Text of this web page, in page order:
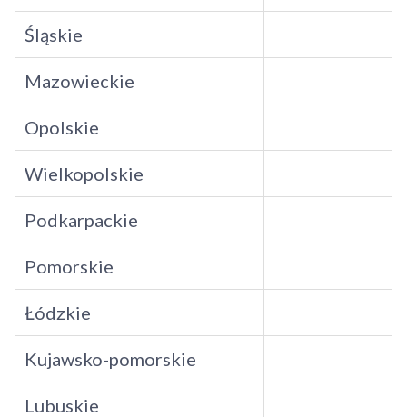
Śląskie
Mazowieckie
Opolskie
Wielkopolskie
Podkarpackie
Pomorskie
Łódzkie
Kujawsko-pomorskie
Lubuskie